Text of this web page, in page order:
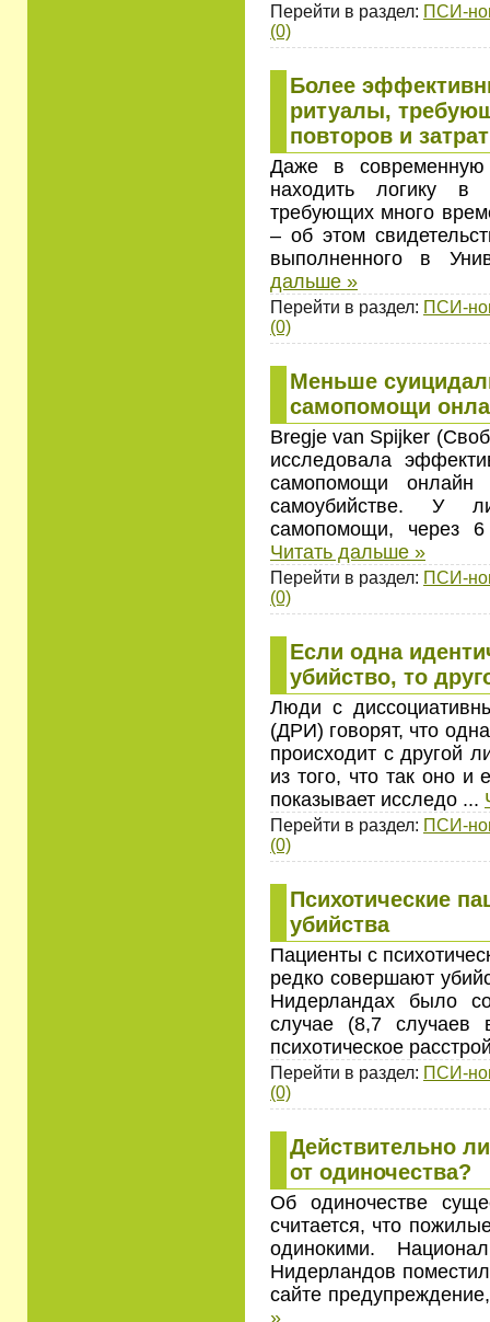
Перейти в раздел: ПСИ-
(0)
Более
ритуалы,
повторов и
Даже в
находить логику в
требующих много
– об этом
выполненного в
дальше »
Перейти в раздел: ПСИ-
(0)
Меньше
самопомощи
Bregje van Spijker
исследовала
самопомощи
самоубийстве. У
самопомощи, через
Читать дальше »
Перейти в раздел: ПСИ-
(0)
Если одна
убийство, то
Люди с
(ДРИ) говорят, что
происходит с другой
из того, что так оно и
показывает исследо ...
Перейти в раздел: ПСИ-
(0)
Психотические
убийства
Пациенты с
редко совершают
Нидерландах было
случае (8,7
психотическое
Перейти в раздел: ПСИ-
(0)
Действительно
от одиночества?
Об одиночестве
считается, что
одинокими.
Нидерландов
сайте
»